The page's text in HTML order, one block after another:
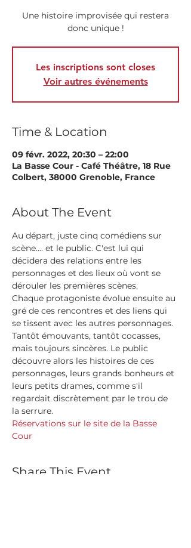
Une histoire improvisée qui restera
donc unique !
Les inscriptions sont closes
Voir autres événements
Time & Location
09 févr. 2022, 20:30 – 22:00
La Basse Cour - Café Théâtre, 18 Rue
Colbert, 38000 Grenoble, France
About The Event
Au départ, juste cinq comédiens sur
scène.... et le public. C'est lui qui
décidera des relations entre les
personnages et des lieux où vont se
dérouler les premières scènes.
Chaque protagoniste évolue ensuite au
gré de ces rencontres et des liens qui
se tissent avec les autres personnages.
Tantôt émouvants, tantôt cocasses,
mais toujours sincères. Le public
découvre alors les histoires de ces
personnages, leurs grands bonheurs et
leurs petits drames, comme s'il
regardait discrètement par le trou de
la serrure.
Réservations sur le site de la Basse
Cour
Share This Event